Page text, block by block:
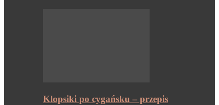
Klopsiki po cygańsku – przepis